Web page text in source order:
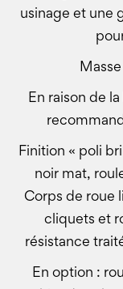
usinage et une
En raison de
Finition « poli
noir mat,
Corps de roue
cliquets et
résistance
En option :